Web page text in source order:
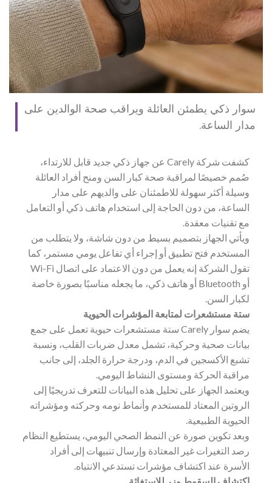
سوار ذكي يطمئن العائلة ويراقب صحة الوالدين على
مدار الساعة.
كشفت شركة Carely عن جهاز ذكي جديد قابل للارتداء،
صُمم خصيصًا لمراقبة صحة كبار السن ومنح أفراد العائلة
وسيلة أكثر سهولة للاطمئنان على والديهم على مدار
الساعة، من دون الحاجة إلى استخدام هاتف ذكي أو التعامل
مع تقنيات معقدة.
ويأتي الجهاز بتصميم بسيط من دون شاشة، ولا يتطلب من
المستخدم فتح تطبيق أو إجراء أي تفاعل يومي مستمر، كما
تقول الشركة إنه يعمل من دون الاعتماد على اتصال Wi-Fi
أو Bluetooth أو هاتف ذكي، ما يجعله مناسبًا بصورة خاصة
لكبار السن.
ستة مستشعرات لمتابعة المؤشرات الحيوية
يضم سوار Carely ستة مستشعرات حيوية تعمل على جمع
بيانات صحية وحركية، تشمل معدل ضربات القلب، ونسبة
تشبع الأكسجين في الدم، ودرجة حرارة الجلد، إلى جانب
مراقبة الحركة ومستوى النشاط اليومي.
ويعتمد الجهاز على تحليل هذه البيانات للتعرف تدريجيًا إلى
الروتين المعتاد للمستخدم وأنماط نومه وحركته ومؤشراته
الحيوية الطبيعية.
وبعد تكوين صورة عن النمط الصحي اليومي، يستطيع النظام
رصد التغيرات غير المعتادة وإرسال تنبيهات إلى أفراد
الأسرة عند اكتشاف مؤشرات تستدعي الانتباه.